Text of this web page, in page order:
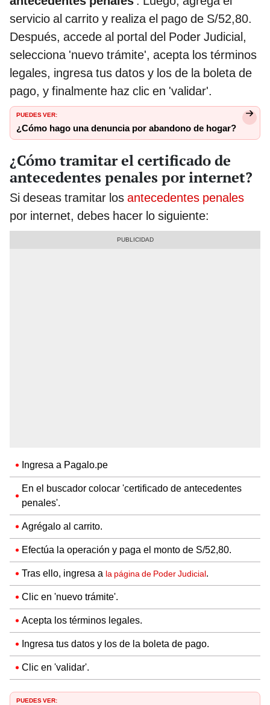
servicio al carrito y realiza el pago de S/52,80.
Después, accede al portal del Poder Judicial,
selecciona 'nuevo trámite', acepta los términos
legales, ingresa tus datos y los de la boleta de
pago, y finalmente haz clic en 'validar'.
PUEDES VER:
¿Cómo hago una denuncia por abandono de hogar?
¿Cómo tramitar el certificado de
antecedentes penales por internet?
Si deseas tramitar los antecedentes penales
por internet, debes hacer lo siguiente:
Ingresa a Pagalo.pe
En el buscador colocar 'certificado de antecedentes
penales'.
Agrégalo al carrito.
Efectúa la operación y paga el monto de S/52,80.
Tras ello, ingresa a la página de Poder Judicial.
Clic en 'nuevo trámite'.
Acepta los términos legales.
Ingresa tus datos y los de la boleta de pago.
Clic en 'validar'.
PUEDES VER: